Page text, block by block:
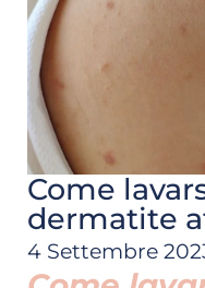
Come
dermatite
4 Settembre